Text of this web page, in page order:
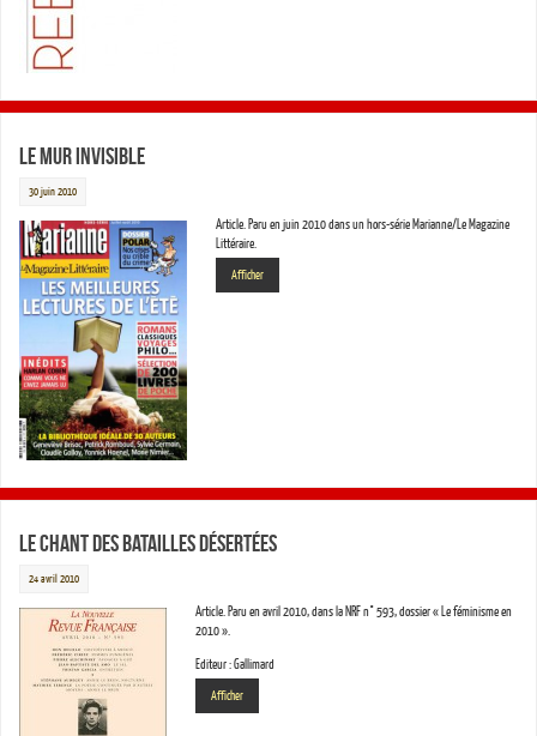
Le Mur Invisible
30 juin 2010
Article. Paru en juin 2010 dans un hors-série Marianne/Le Magazine
Littéraire.
Afficher
Le chant des batailles désertées
24 avril 2010
Article. Paru en avril 2010, dans la NRF n° 593, dossier « Le féminisme en
2010 ».
Editeur : Gallimard
Afficher